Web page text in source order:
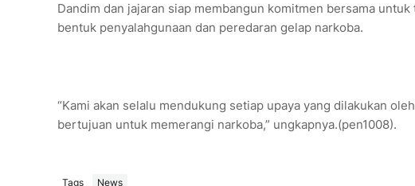
Dandim dan jajaran siap membangun komitmen bersama
bentuk penyalahgunaan dan peredaran gelap narkoba.
“Kami akan selalu mendukung setiap upaya yang dilakukan
bertujuan untuk memerangi narkoba,” ungkapnya.(pen1008).
Tags News